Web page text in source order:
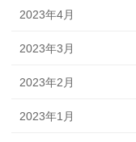
2023年4月
2023年3月
2023年2月
2023年1月